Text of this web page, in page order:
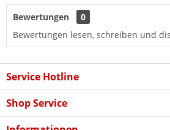
Bewertungen
0
Bewertungen lesen, schreiben und
Service Hotline
Shop Service